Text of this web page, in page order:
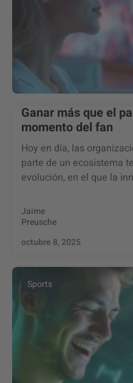
Ganar más que el
momento del fan
Hoy en día, las
parte de un ecosistema
evolución, en el que la
Jaime
Preusche
octubre 8, 2025
Sports